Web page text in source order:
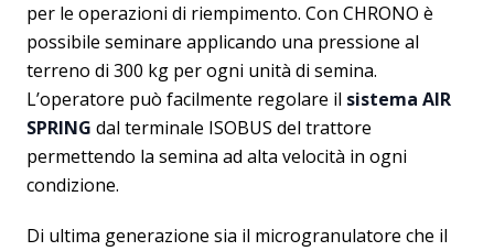
per le operazioni di riempimento. Con CHRONO è
possibile seminare applicando una pressione al
terreno di 300 kg per ogni unità di semina.
L’operatore può facilmente regolare il sistema AIR
SPRING dal terminale ISOBUS del trattore
permettendo la semina ad alta velocità in ogni
condizione.
Di ultima generazione sia il microgranulatore che il